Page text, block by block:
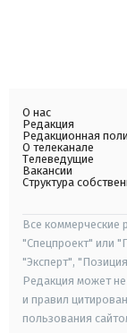
О нас
Редакция
Редакционная
О телеканале
Телеведущие
Вакансии
Структура
Все коммерческие
"Спецпроект" или
"Эксперт",
Редакция может
и правил
пользования